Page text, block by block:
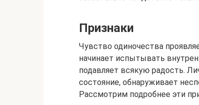
Признаки
Чувство одиночества
начинает испытывать
подавляет всякую радость.
состояние, обнаруживает
Рассмотрим подробнее эти